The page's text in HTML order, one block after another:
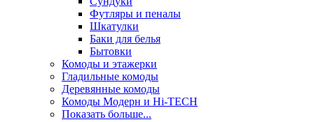
Футляры и пеналы
Шкатулки
Баки для белья
Бытовки
Комоды и этажерки
Гладильные комоды
Деревянные комоды
Комоды Модерн и Hi-TECH
Показать больше...